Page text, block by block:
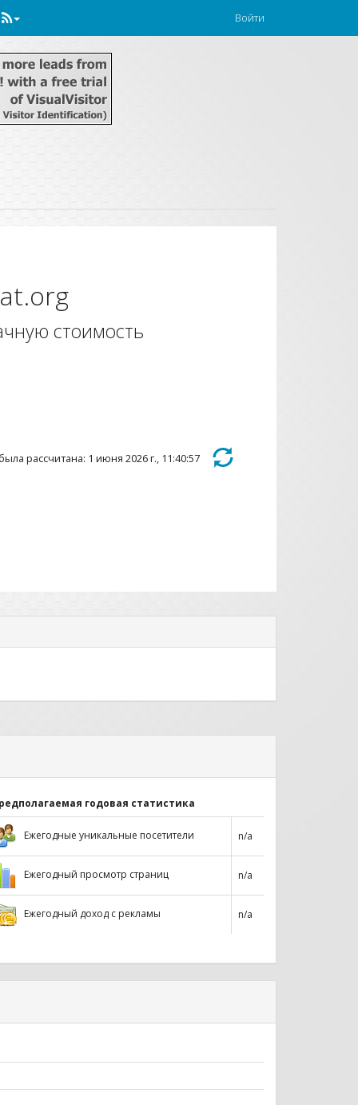
Войти
стоимость
рассчитана: 1 июня 2026 г., 11:40:57
годовая статистика
Ежегодные уникальные посетители n/a
Ежегодный просмотр страниц n/a
Ежегодный доход с рекламы n/a